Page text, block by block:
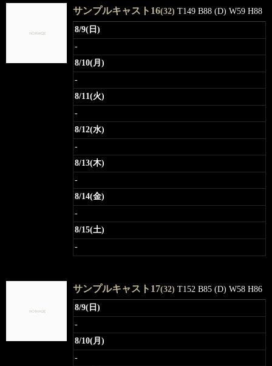
サンプルキャスト16(32) T149 B88 (D) W59 H88
8/9(日)
-
8/10(月)
-
8/11(火)
-
8/12(水)
-
8/13(木)
-
8/14(金)
-
8/15(土)
-
サンプルキャスト17(32) T152 B85 (D) W58 H86
8/9(日)
-
8/10(月)
-